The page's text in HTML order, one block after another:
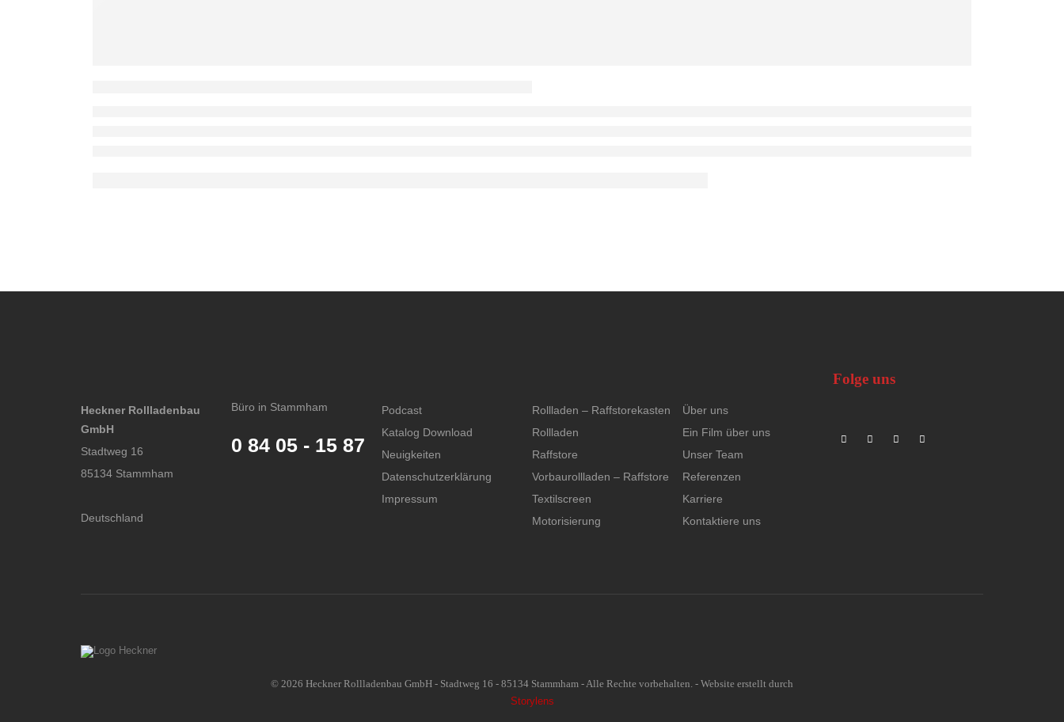
Heckner Rollladenbau
GmbH
Stadtweg 16
85134 Stammham
Deutschland
Büro in Stammham
0 84 05 - 15 87
Podcast
Katalog Download
Neuigkeiten
Datenschutzerklärung
Impressum
Rollladen – Raffstorekasten
Rollladen
Raffstore
Vorbaurollladen – Raffstore
Textilscreen
Motorisierung
Über uns
Ein Film über uns
Unser Team
Referenzen
Karriere
Kontaktiere uns
Folge uns
© 2026 Heckner Rollladenbau GmbH - Stadtweg 16 - 85134 Stammham - Alle Rechte vorbehalten. - Website erstellt durch
Storylens